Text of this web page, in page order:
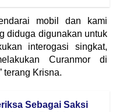
mobil dan kami
diduga digunakan untuk
interogasi singkat,
Curanmor di
terang Krisna.
Sebagai Saksi